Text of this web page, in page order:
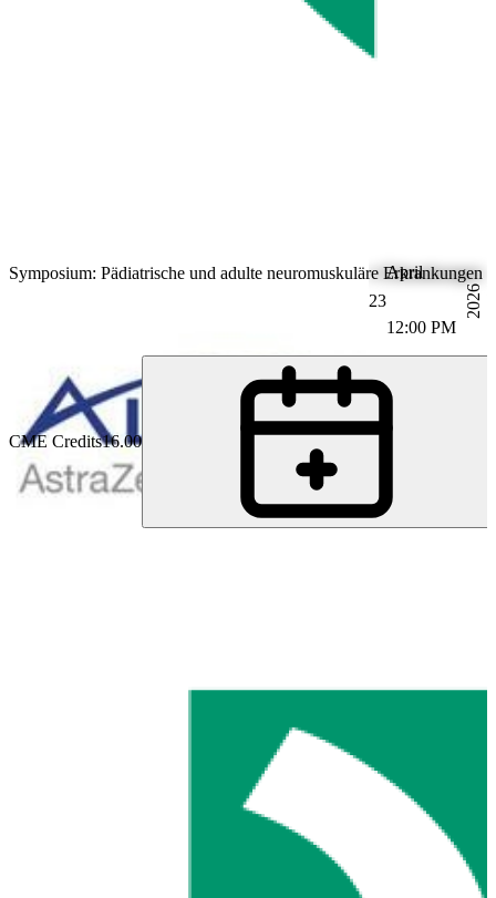
23
April
12:00 PM
2026
CME Credits16.00
Symposium: Pädiatrische und adulte neuromuskuläre Erkrankungen